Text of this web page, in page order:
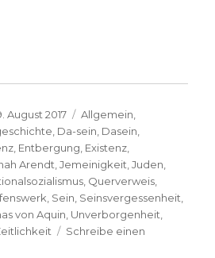
August 2017 Kategorien
Allgemein
Da-sein Dasein
Entbergung Existenz
Arendt ,Jemeinigkeit ,Juden
Querverweis
Sein Seinsvergessenheit
von Aquin Unverborgenheit
Schreibe einen